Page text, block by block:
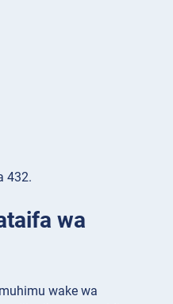
432.
wa
wake wa